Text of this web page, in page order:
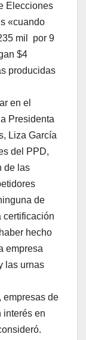
Elecciones
«cuando
mil por 9
$4
producidas
en el
Presidenta
Liza García
del PPD,
de las
de
certificación
hecho
empresa
las urnas
empresas de
interés en